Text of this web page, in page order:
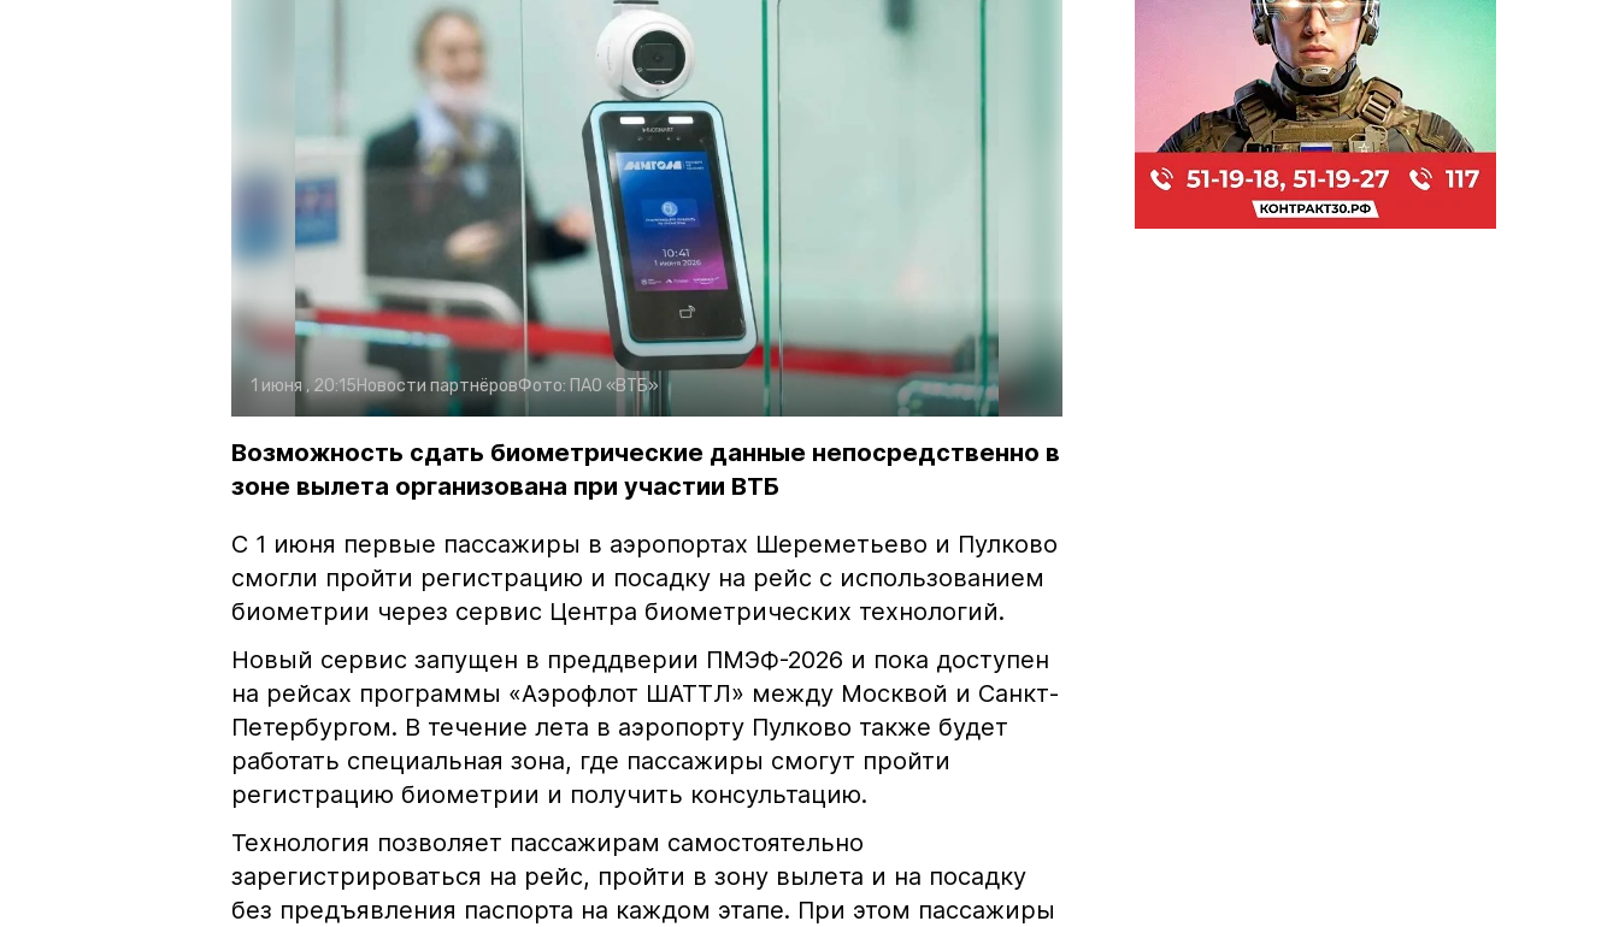
1 июня , 20:15Новости партнёровФото: ПАО «ВТБ»
Возможность сдать биометрические данные непосредственно в
зоне вылета организована при участии ВТБ
С 1 июня первые пассажиры в аэропортах Шереметьево и Пулково
смогли пройти регистрацию и посадку на рейс с использованием
биометрии через сервис Центра биометрических технологий.
Новый сервис запущен в преддверии ПМЭФ-2026 и пока доступен
на рейсах программы «Аэрофлот ШАТТЛ» между Москвой и Санкт-
Петербургом. В течение лета в аэропорту Пулково также будет
работать специальная зона, где пассажиры смогут пройти
регистрацию биометрии и получить консультацию.
Технология позволяет пассажирам самостоятельно
зарегистрироваться на рейс, пройти в зону вылета и на посадку
без предъявления паспорта на каждом этапе. При этом пассажиры